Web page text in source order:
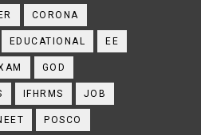
CORONA
EDUCATIONAL EE
GOD
IFHRMS JOB
POSCO